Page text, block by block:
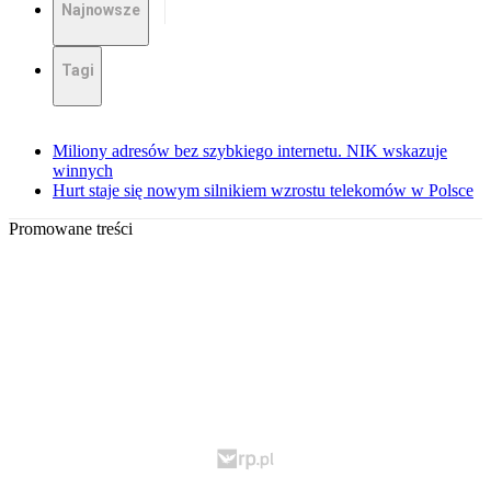
Najnowsze
Tagi
Miliony adresów bez szybkiego internetu. NIK wskazuje
winnych
Hurt staje się nowym silnikiem wzrostu telekomów w Polsce
Promowane treści